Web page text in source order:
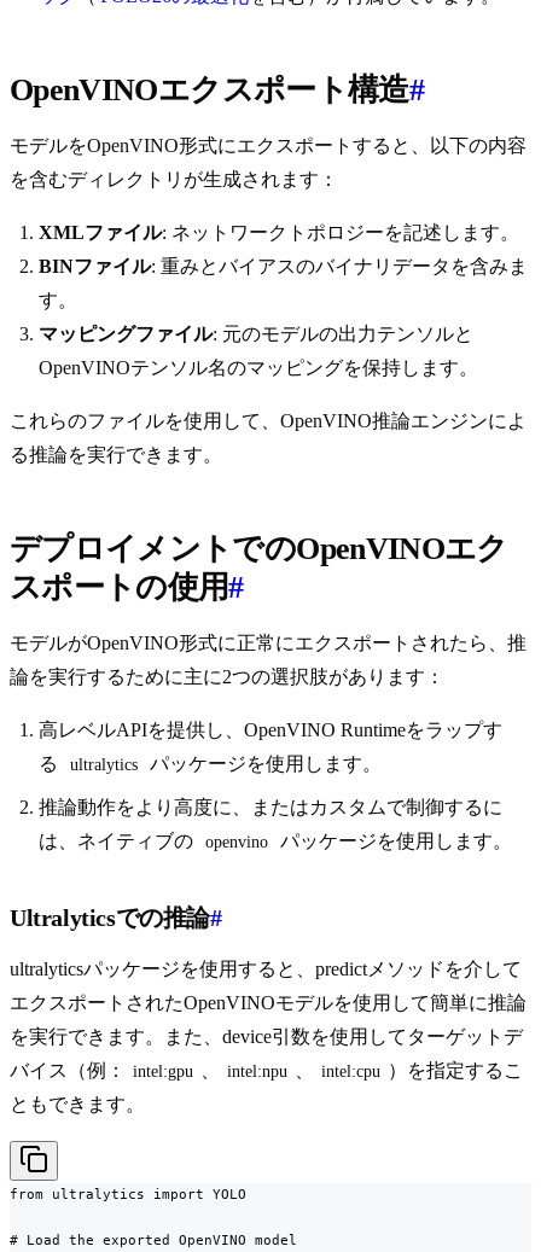
OpenVINOエクスポート構造#
モデルをOpenVINO形式にエクスポートすると、以下の内容
を含むディレクトリが生成されます：
XMLファイル: ネットワークトポロジーを記述します。
BINファイル: 重みとバイアスのバイナリデータを含みま
す。
マッピングファイル: 元のモデルの出力テンソルと
OpenVINOテンソル名のマッピングを保持します。
これらのファイルを使用して、OpenVINO推論エンジンによ
る推論を実行できます。
デプロイメントでのOpenVINOエク
スポートの使用#
モデルがOpenVINO形式に正常にエクスポートされたら、推
論を実行するために主に2つの選択肢があります：
高レベルAPIを提供し、OpenVINO Runtimeをラップす
る
ultralytics パッケージを使用します。
推論動作をより高度に、またはカスタムで制御するに
は、ネイティブの
openvino パッケージを使用します。
Ultralyticsでの推論#
ultralyticsパッケージを使用すると、predictメソッドを介して
エクスポートされたOpenVINOモデルを使用して簡単に推論
を実行できます。また、device引数を使用してターゲットデ
バイス（例：
intel:gpu intel:npu intel:cpu ）を指定するこ
ともできます。
from ultralytics import YOLO
# Load the exported OpenVINO model